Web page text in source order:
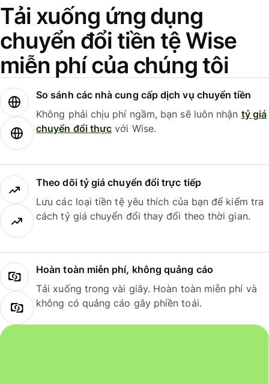
Tải xuống ứng dụng
chuyển đổi tiền tệ Wise
miễn phí của chúng tôi
So sánh các nhà cung cấp dịch vụ chuyển tiền
Không phải chịu phí ngầm, bạn sẽ luôn nhận tỷ giá
chuyển đổi thực với Wise.
Theo dõi tỷ giá chuyển đổi trực tiếp
Lưu các loại tiền tệ yêu thích của bạn để kiểm tra
cách tỷ giá chuyển đổi thay đổi theo thời gian.
Hoàn toàn miễn phí, không quảng cáo
Tải xuống trong vài giây. Hoàn toàn miễn phí và
không có quảng cáo gây phiền toái.